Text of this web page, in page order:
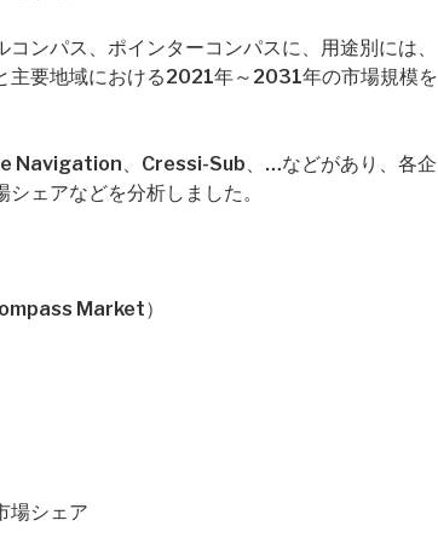
ンパス、ポインターコンパスに、用途別には、
主要地域における2021年～2031年の市場規模を
Navigation、Cressi-Sub、…などがあり、各企
ェアなどを分析しました。
Market）
場シェア